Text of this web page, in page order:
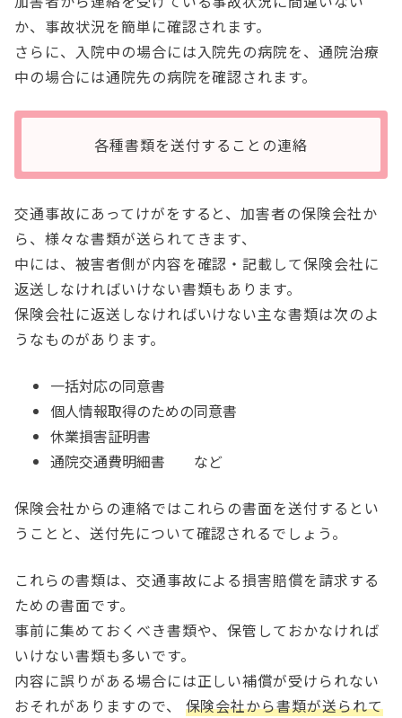
か、事故状況を簡単に確認されます。
さらに、入院中の場合には入院先の病院を、通院治療
中の場合には通院先の病院を確認されます。
各種書類を送付することの連絡
交通事故にあってけがをすると、加害者の保険会社か
ら、様々な書類が送られてきます、
中には、被害者側が内容を確認・記載して保険会社に
返送しなければいけない書類もあります。
保険会社に返送しなければいけない主な書類は次のよ
うなものがあります。
一括対応の同意書
個人情報取得のための同意書
休業損害証明書
通院交通費明細書 など
保険会社からの連絡ではこれらの書面を送付するとい
うことと、送付先について確認されるでしょう。
これらの書類は、交通事故による損害賠償を請求する
ための書面です。
事前に集めておくべき書類や、保管しておかなければ
いけない書類も多いです。
内容に誤りがある場合には正しい補償が受けられない
おそれがありますので、 保険会社から書類が送られて